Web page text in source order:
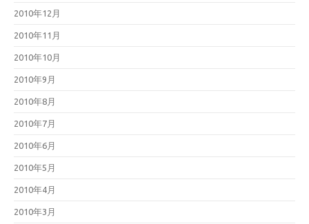
2010年12月
2010年11月
2010年10月
2010年9月
2010年8月
2010年7月
2010年6月
2010年5月
2010年4月
2010年3月